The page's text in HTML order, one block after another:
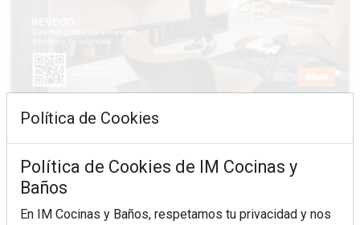
Política de Cookies
Política de Cookies de IM Cocinas y
Baños
En IM Cocinas y Baños, respetamos tu privacidad y nos